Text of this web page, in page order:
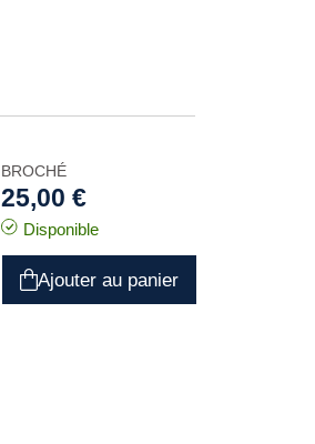
BROCHÉ
25,00 €
Disponible
Ajouter au panier